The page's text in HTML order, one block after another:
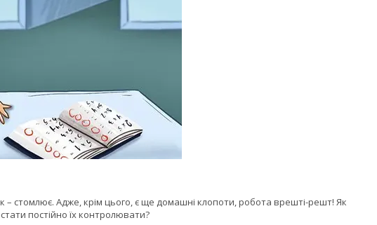
– стомлює. Адже, крім цього, є ще домашні клопоти, робота врешті-решт! Як
постійно їх контролювати?